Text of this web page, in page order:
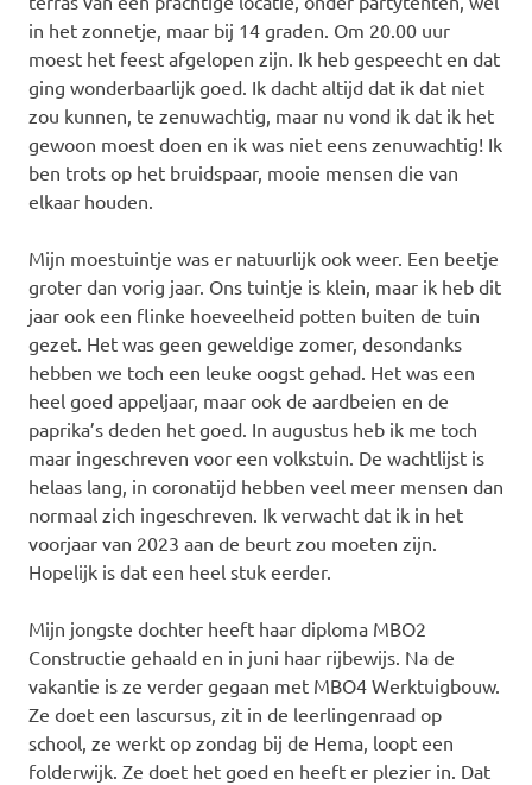
in het zonnetje, maar bij 14 graden. Om 20.00 uur
moest het feest afgelopen zijn. Ik heb gespeecht en dat
ging wonderbaarlijk goed. Ik dacht altijd dat ik dat niet
zou kunnen, te zenuwachtig, maar nu vond ik dat ik het
gewoon moest doen en ik was niet eens zenuwachtig! Ik
ben trots op het bruidspaar, mooie mensen die van
elkaar houden.
Mijn moestuintje was er natuurlijk ook weer. Een beetje
groter dan vorig jaar. Ons tuintje is klein, maar ik heb dit
jaar ook een flinke hoeveelheid potten buiten de tuin
gezet. Het was geen geweldige zomer, desondanks
hebben we toch een leuke oogst gehad. Het was een
heel goed appeljaar, maar ook de aardbeien en de
paprika’s deden het goed. In augustus heb ik me toch
maar ingeschreven voor een volkstuin. De wachtlijst is
helaas lang, in coronatijd hebben veel meer mensen dan
normaal zich ingeschreven. Ik verwacht dat ik in het
voorjaar van 2023 aan de beurt zou moeten zijn.
Hopelijk is dat een heel stuk eerder.
Mijn jongste dochter heeft haar diploma MBO2
Constructie gehaald en in juni haar rijbewijs. Na de
vakantie is ze verder gegaan met MBO4 Werktuigbouw.
Ze doet een lascursus, zit in de leerlingenraad op
school, ze werkt op zondag bij de Hema, loopt een
folderwijk. Ze doet het goed en heeft er plezier in. Dat